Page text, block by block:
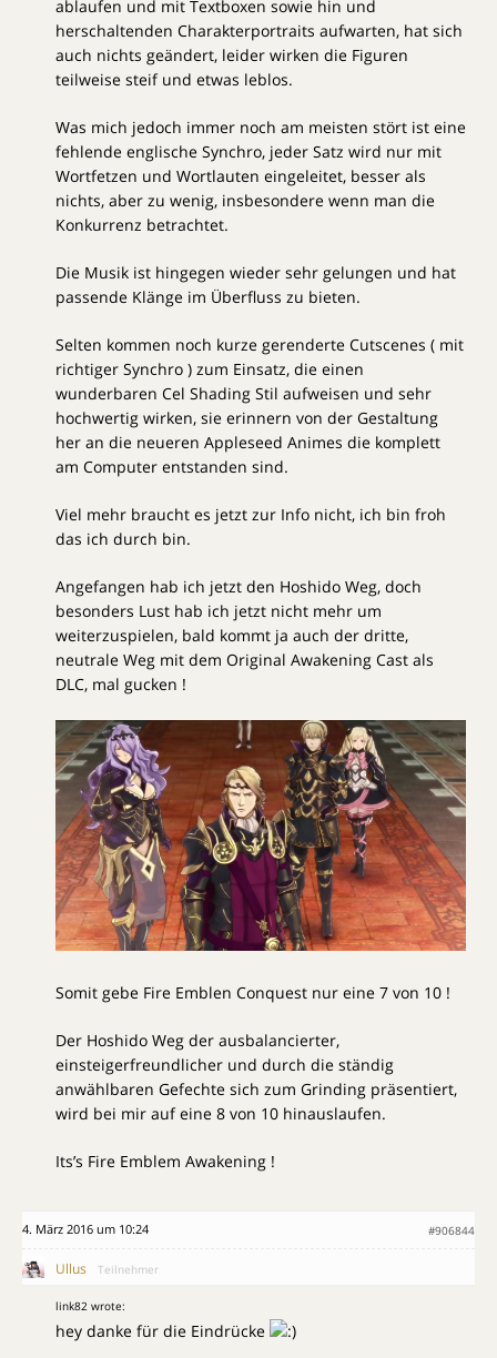
ablaufen und mit Textboxen sowie hin und
herschaltenden Charakterportraits aufwarten, hat sich
auch nichts geändert, leider wirken die Figuren
teilweise steif und etwas leblos.
Was mich jedoch immer noch am meisten stört ist eine
fehlende englische Synchro, jeder Satz wird nur mit
Wortfetzen und Wortlauten eingeleitet, besser als
nichts, aber zu wenig, insbesondere wenn man die
Konkurrenz betrachtet.
Die Musik ist hingegen wieder sehr gelungen und hat
passende Klänge im Überfluss zu bieten.
Selten kommen noch kurze gerenderte Cutscenes ( mit
richtiger Synchro ) zum Einsatz, die einen
wunderbaren Cel Shading Stil aufweisen und sehr
hochwertig wirken, sie erinnern von der Gestaltung
her an die neueren Appleseed Animes die komplett
am Computer entstanden sind.
Viel mehr braucht es jetzt zur Info nicht, ich bin froh
das ich durch bin.
Angefangen hab ich jetzt den Hoshido Weg, doch
besonders Lust hab ich jetzt nicht mehr um
weiterzuspielen, bald kommt ja auch der dritte,
neutrale Weg mit dem Original Awakening Cast als
DLC, mal gucken !
Somit gebe Fire Emblen Conquest nur eine 7 von 10 !
Der Hoshido Weg der ausbalancierter,
einsteigerfreundlicher und durch die ständig
anwählbaren Gefechte sich zum Grinding präsentiert,
wird bei mir auf eine 8 von 10 hinauslaufen.
Its’s Fire Emblem Awakening !
4. März 2016 um 10:24 #906844
Ullus Teilnehmer
link82 wrote:
hey danke für die Eindrücke